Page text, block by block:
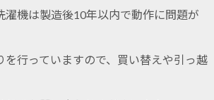
濯機は製造後10年以内で動作に問題が
を行っていますので、買い替えや引っ越